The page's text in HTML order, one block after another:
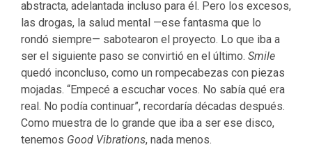
abstracta, adelantada incluso para él. Pero los excesos,
las drogas, la salud mental —ese fantasma que lo
rondó siempre— sabotearon el proyecto. Lo que iba a
ser el siguiente paso se convirtió en el último. Smile
quedó inconcluso, como un rompecabezas con piezas
mojadas. “Empecé a escuchar voces. No sabía qué era
real. No podía continuar”, recordaría décadas después.
Como muestra de lo grande que iba a ser ese disco,
tenemos Good Vibrations, nada menos.